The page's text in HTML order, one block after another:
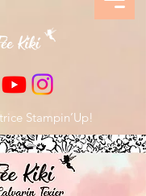
Stampin’Up!